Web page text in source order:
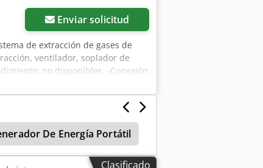
Enviar solicitud
de extracción de gases de
ventilador, soplador de
no disponibles. -Conexión
A 470 mm Cedpfechaygox Ab
De Energía Portátil
Clasificado